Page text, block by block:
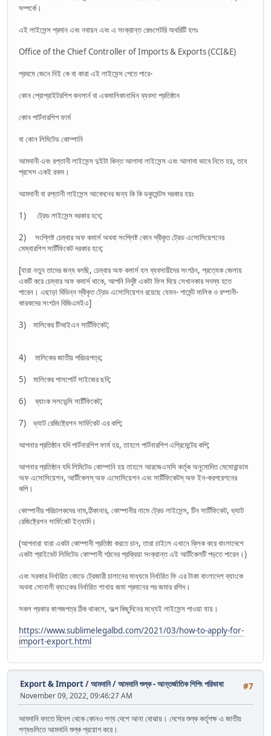
সম্পর্কে।
এই লাইসেন্স প্রদান এবং নবায়ন এবং এ সংক্রান্ত রেগুলেটরি অথরিটি হলঃ
Office of the Chief Controller of Imports & Exports (CCI&E)
প্রথমে জেনে নিই কে বা কারা এই লাইসেন্স পেতে পারে-
কোন প্রোপ্রাইটরশিপ কনসার্ন বা একমালিকানাধিন ব্যবসা প্রতিষ্ঠান
কোন পার্টনারশিপ ফার্ম
বা কোন লিমিটেড কোম্পানি
আমদানী এবং রপ্তানী লাইসেন্স দুইটা কিন্ত আলাদা লাইসেন্স এবং আলাদা ভাবে নিতে হয়, তবে
প্রসেস একই রকম।
আমদানী বা রপ্তানী লাইসেন্স আবেদনের জন্য কি কি ডকুমেন্টস দরকার হয়ঃ
1) ট্রেড লাইসেন্স দরকার হবে;
2) সংশ্লিষ্ট চেম্বার অফ কমার্স অথবা সংশ্লিষ্ট কোন স্বীকৃত ট্রেড এসোসিয়েশনের
মেম্বারশিপ সার্টিফিকেট দরকার হবে;
[যারা নতুন তাদের জন্য বলছি, চেম্বার অফ কমার্স হল ব্যবসায়ীদের সংগঠন, প্রত্যেক জেলায়
একটি করে চেম্বার অফ কমার্স থাকে, আপনি নির্দৃষ্ট একটা ফিস দিয়ে সেখানকার সদস্য হতে
পারেন। এছাড়া বিভিন্ন স্বীকৃত ট্রেড এসোসিয়েশন রয়েছে যেমন- গার্মেন্ট মালিক ও রম্পানী-
কারকদের সংগঠন বিজিএমইএ]
3) মালিকের টিআইএন সার্টিফিকেট;
4) মালিকের জাতীয় পরিচয়পত্র;
5) মালিকের পাসপোর্ট সাইজের ছবি;
6) ব্যাংক সলভেন্সি সার্টিফিকেট;
7) ভ্যাট রেজিষ্ট্রেশন সার্ফিকেট এর কপি;
আপনার প্রতিষ্ঠান যদি পার্টনারশিপ ফার্ম হয়, তাহলে পার্টনারশিপ এগ্রিমেন্টের কপি;
আপনার প্রতিষ্ঠান যদি লিমিটেড কোম্পানি হয় তাহলে আরজেএসসি কর্তৃক অনুমোদিত মেমোরান্ডাম
অফ এসোসিয়েশন, আর্টিকেলস্‌ অফ এসোসিয়েশন এবং সার্টিফিকেটস্‌ অফ ইন-করপরেশনের
কপি।
কোম্পানীর পরিচালকদের নাম,ঠিকানার, কোম্পানীর নামে ট্রেড লাইসেন্স, টিন সার্টিফিকেট, ভ্যাট
রেজিষ্ট্রেশন সার্ফিকেট ইত্যাদি।
(আপনারা যারা একটা কোম্পানী প্রতিষ্ঠা করতে চান, তারা চাইলে এখানে ক্লিক করে বাংলাদেশে
একটা প্রাইভেট লিমিটেড কোম্পানী গঠনের প্রক্রিয়া সংক্রান্ত এই আর্টিকেলটি পড়তে পারেন।)
এবং সরকার নির্ধারিত কোডে ট্রেজারী চালানের মাধ্যমে নির্ধারিত ফি এর টাকা বাংলাদেশ ব্যাংকে
অথবা সোনালী ব্যাংকের নির্ধারিত শাখায় জমা প্রদানের পর জমার রশিদ।
সকল প্রকার কাগজপত্র ঠিক থাকলে, অল্প কিছুদিনের মধ্যেই লাইসেন্স পাওয়া যায়।
https://www.sublimelegalbd.com/2021/03/how-to-apply-for-
import-export.html
#7
Export & Import/আমদানি / আমদানি শুল্ক - আন্তর্জাতিক শিপিং পরিভাষা
November 09, 2022, 09:46:27 AM
আমদানি বলতে বিদেশ থেকে কোনও পণ্য দেশে আনা বোঝায়। দেশের শুল্ক কর্তৃপক্ষ এ জাতীয়
পণ্যগুলিতে আমদানি শুল্ক প্রয়োগ করে।